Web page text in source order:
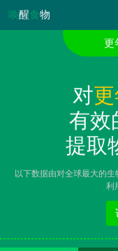
唤醒食物
更
对
有效
提取
以下数据由对全球最大的
利